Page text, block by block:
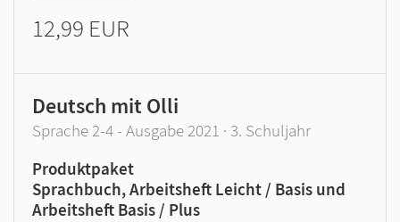
12,99 EUR
Deutsch mit Olli
Sprache 2-4 - Ausgabe 2021 · 3. Schuljahr
Produktpaket
Sprachbuch, Arbeitsheft Leicht / Basis und
Arbeitsheft Basis / Plus